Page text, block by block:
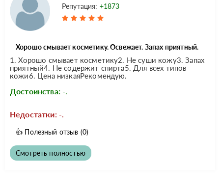
Репутация: +1873
Хорошо смывает косметику. Освежает. Запах приятный.
1. Хорошо смывает косметику2. Не суши кожу3. Запах
приятный4. Не содержит спирта5. Для всех типов
кожи6. Цена низкаяРекомендую.
Достоинства: -.
Недостатки: -.
👍 Полезный отзыв (0)
Смотреть полностью